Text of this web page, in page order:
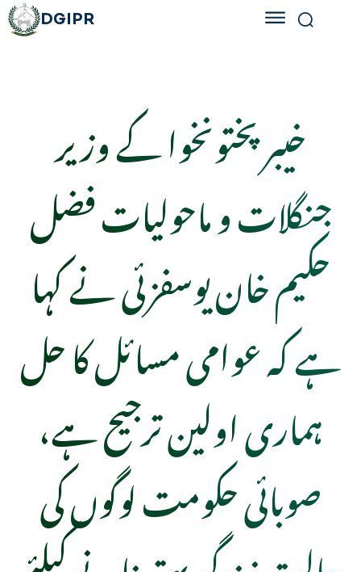
DGIPR
خیبر پختونخوا کے وزیر
جنگلات و ماحولیات فضل
حکیم خان یوسفزئی نے کہا
ہے کہ عوامی مسائل کا حل
ہماری اولین ترجیح ہے،
صوبائی حکومت لوگوں کی